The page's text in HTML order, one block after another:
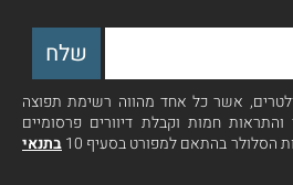
אשר כל אחד מהווה רשימת תפוצה
חמות וקבלת דיוורים פרסומיים
הסלולר בהתאם למפורט בסעיף 10
בתנאי